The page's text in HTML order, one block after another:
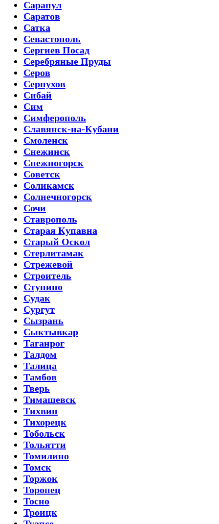
Сарапул
Саратов
Сатка
Севастополь
Сергиев Посад
Серебряные Пруды
Серов
Серпухов
Сибай
Сим
Симферополь
Славянск-на-Кубани
Смоленск
Снежинск
Снежногорск
Советск
Соликамск
Солнечногорск
Сочи
Ставрополь
Старая Купавна
Старый Оскол
Стерлитамак
Стрежевой
Строитель
Ступино
Судак
Сургут
Сызрань
Сыктывкар
Таганрог
Талдом
Талица
Тамбов
Тверь
Тимашевск
Тихвин
Тихорецк
Тобольск
Тольятти
Томилино
Томск
Торжок
Торопец
Тосно
Троицк